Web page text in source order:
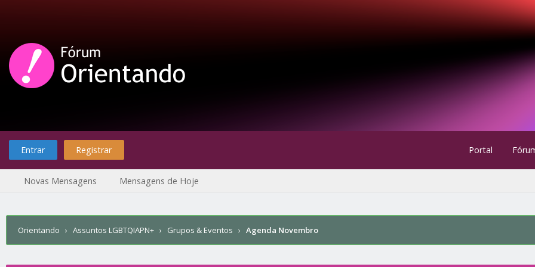
Entrar Registrar Portal
Novas Mensagens Mensagens de Hoje
Orientando › Assuntos LGBTQIAPN+ › Grupos & Eventos › Agenda Novembro